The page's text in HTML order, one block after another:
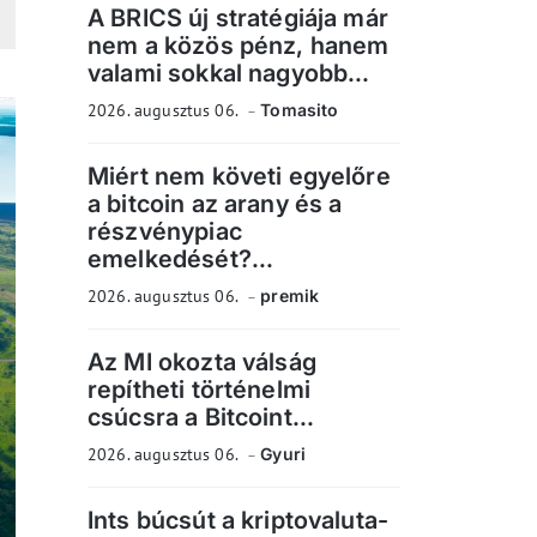
A BRICS új stratégiája már
nem a közös pénz, hanem
valami sokkal nagyobb...
2026. augusztus 06. Tomasito
Miért nem követi egyelőre
a bitcoin az arany és a
részvénypiac
emelkedését?...
2026. augusztus 06. premik
Az MI okozta válság
repítheti történelmi
csúcsra a Bitcoint...
2026. augusztus 06. Gyuri
Ints búcsút a kriptovaluta-